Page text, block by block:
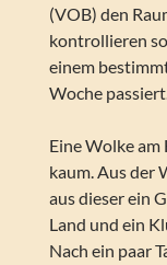
(VOB) den
kontrollieren
einem
Woche
Eine Wolke
kaum. Aus der
aus dieser ein
Land und ein
Nach ein paar